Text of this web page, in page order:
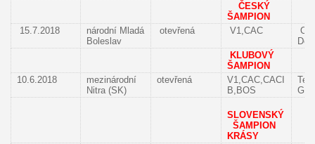
ČESKÝ
ŠAMPION
15.7.2018
národní Mladá
Boleslav
otevřená V1,CAC
KLUBOVÝ
ŠAMPION
10.6.2018
mezinárodní
Nitra (SK)
otevřená
V1,CAC,CACI
B,BOS
SLOVENSKÝ
ŠAMPION
KRÁSY